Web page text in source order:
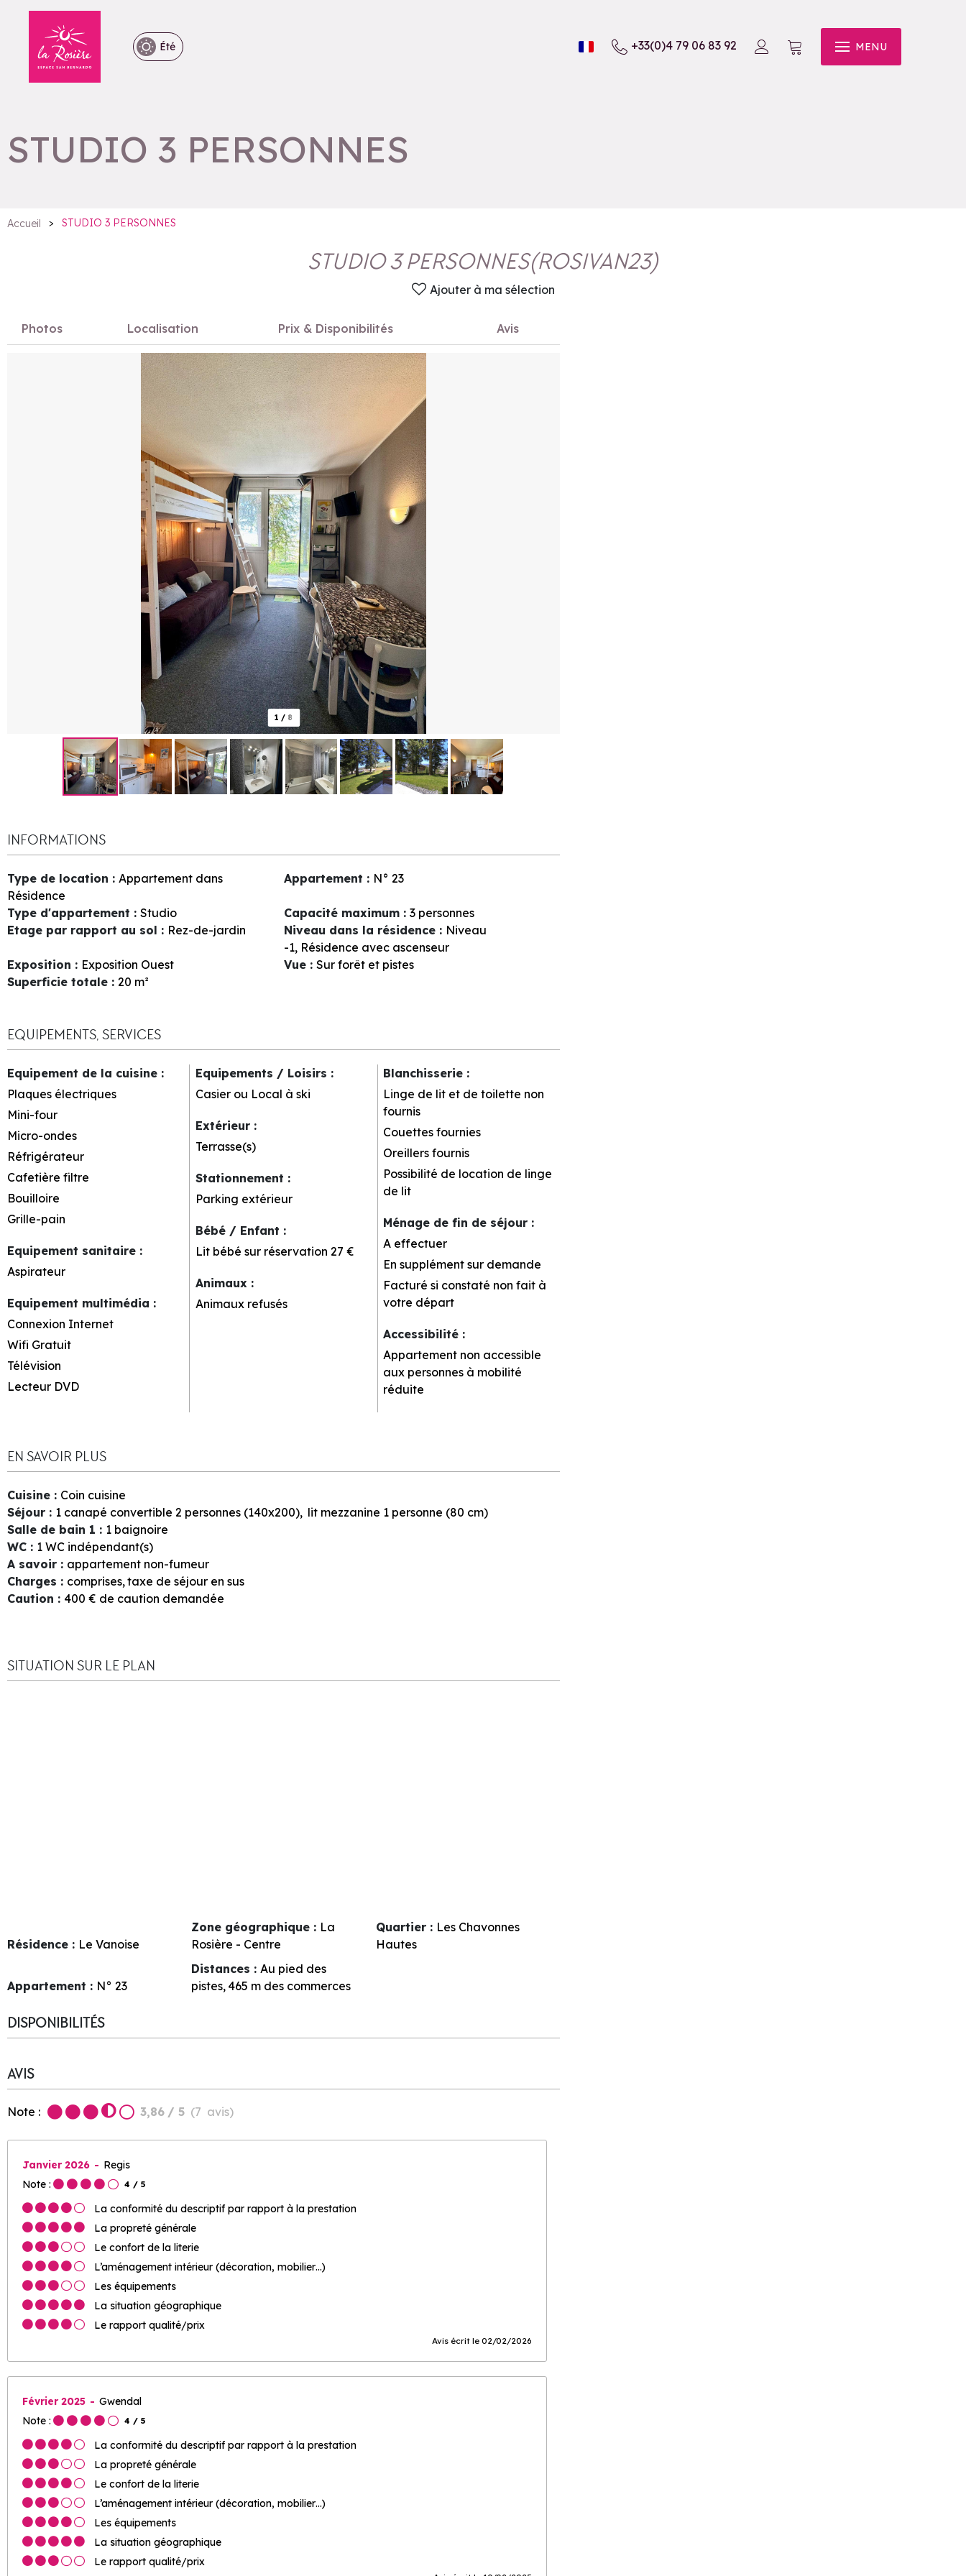
Été +33(0)4 79 06 83 92 MENU
STUDIO 3 PERSONNES
Accueil > STUDIO 3 PERSONNES
STUDIO 3 PERSONNES(ROSIVAN23)
Ajouter à ma sélection
Photos Localisation Prix & Disponibilités Avis
1 / 8
INFORMATIONS
Type de location : Appartement dans
Résidence
Appartement : N° 23
Type d'appartement : Studio Capacité maximum : 3 personnes
Etage par rapport au sol : Rez-de-jardin Niveau dans la résidence : Niveau
-1 Résidence avec ascenseur
Exposition : Exposition Ouest Vue : Sur forêt et pistes
Superficie totale : 20 m²
EQUIPEMENTS, SERVICES
Equipement de la cuisine :
Plaques électriques
Mini-four
Micro-ondes
Réfrigérateur
Cafetière filtre
Bouilloire
Grille-pain
Equipement sanitaire :
Aspirateur
Equipement multimédia :
Connexion Internet
Wifi Gratuit
Télévision
Lecteur DVD
Equipements / Loisirs :
Casier ou Local à ski
Extérieur :
Terrasse(s)
Stationnement :
Parking extérieur
Bébé / Enfant :
Lit bébé sur réservation 27 €
Animaux :
Animaux refusés
Blanchisserie :
Linge de lit et de toilette non
fournis
Couettes fournies
Oreillers fournis
Possibilité de location de linge
de lit
Ménage de fin de séjour :
A effectuer
En supplément sur demande
Facturé si constaté non fait à
votre départ
Accessibilité :
Appartement non accessible
aux personnes à mobilité
réduite
EN SAVOIR PLUS
Cuisine : Coin cuisine
Séjour : 1 canapé convertible 2 personnes (140x200) lit mezzanine 1 personne (80 cm)
Salle de bain 1 : 1 baignoire
WC : 1 WC indépendant(s)
A savoir : appartement non-fumeur
Charges : comprises taxe de séjour en sus
Caution : 400 € de caution demandée
SITUATION SUR LE PLAN
Résidence : Le Vanoise
Zone géographique : La
Rosière - Centre
Quartier : Les Chavonnes
Hautes
Appartement : N° 23
Distances : Au pied des
pistes 465 m des commerces
DISPONIBILITÉS
AVIS
Note : 3,86 / 5 (7 avis)
Janvier 2026
Regis
Note :
4 / 5
La conformité du descriptif par rapport à la prestation
La propreté générale
Le confort de la literie
L’aménagement intérieur (décoration, mobilier…)
Les équipements
La situation géographique
Le rapport qualité/prix
Avis écrit le 02/02/2026
Février 2025
Gwendal
Note :
4 / 5
La conformité du descriptif par rapport à la prestation
La propreté générale
Le confort de la literie
L’aménagement intérieur (décoration, mobilier…)
Les équipements
La situation géographique
Le rapport qualité/prix